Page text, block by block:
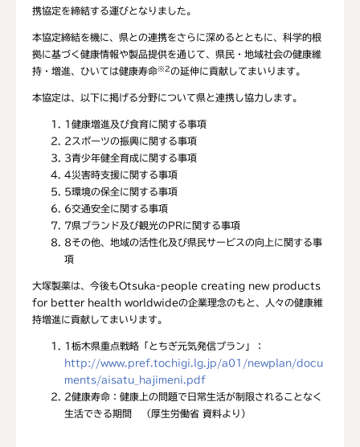
携協定を締結する運びとなりました。
本協定締結を機に、県との連携をさらに深めるとともに、科学的根
拠に基づく健康情報や製品提供を通じて、県民・地域社会の健康維
持・増進、ひいては健康寿命※2の延伸に貢献してまいります。
本協定は、以下に掲げる分野について県と連携し協力します。
1 健康増進及び食育に関する事項
2 スポーツの振興に関する事項
3青少年健全育成に関する事項
4災害時支援に関する事項
5環境の保全に関する事項
6交通安全に関する事項
7県ブランド及び観光のPRに関する事項
8その他、地域の活性化及び県民サービスの向上に関する事
項
大塚製薬は、今後もOtsuka-people creating new products
for better health worldwideの企業理念のもと、人々の健康維
持増進に貢献してまいります。
1 栃木県重点戦略「とちぎ元気発信プラン」：
http://www.pref.tochigi.lg.jp/a01/newplan/docu
ments/aisatu_hajimeni.pdf
2健康寿命：健康上の問題で日常生活が制限されることなく
生活できる期間 （厚生労働省 資料より）